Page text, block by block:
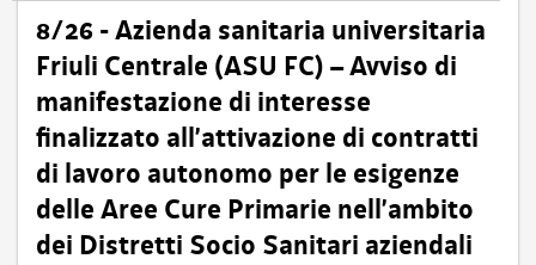
8/26 - Azienda sanitaria universitaria
Friuli Centrale (ASU FC) – Avviso di
manifestazione di interesse
finalizzato all’attivazione di contratti
di lavoro autonomo per le esigenze
delle Aree Cure Primarie nell’ambito
dei Distretti Socio Sanitari aziendali